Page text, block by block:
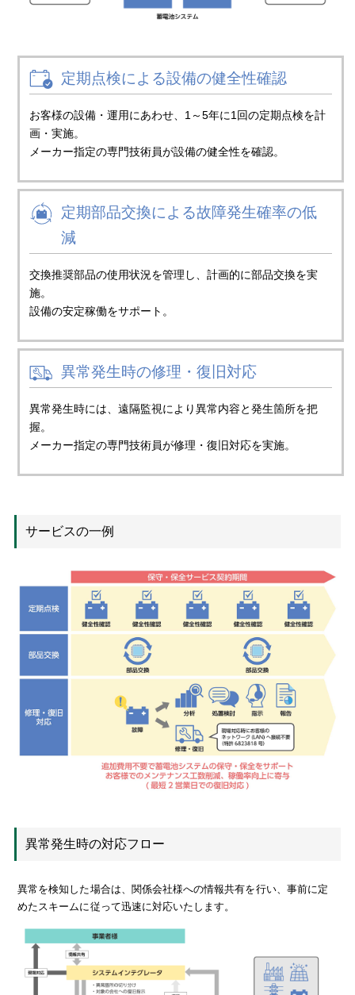
定期点検による設備の健全性確認
お客様の設備・運用にあわせ、1～5年に1回の定期点検を計
画・実施。
メーカー指定の専門技術員が設備の健全性を確認。
定期部品交換による故障発生確率の低
減
交換推奨部品の使用状況を管理し、計画的に部品交換を実
施。
設備の安定稼働をサポート。
異常発生時の修理・復旧対応
異常発生時には、遠隔監視により異常内容と発生箇所を把
握。
メーカー指定の専門技術員が修理・復旧対応を実施。
サービスの一例
異常発生時の対応フロー
異常を検知した場合は、関係会社様への情報共有を行い、事前に定
めたスキームに従って迅速に対応いたします。